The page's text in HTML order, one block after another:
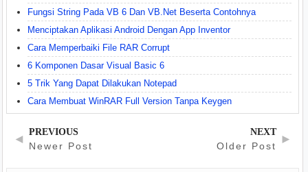
Fungsi String Pada VB 6 Dan VB.Net Beserta Contohnya
Menciptakan Aplikasi Android Dengan App Inventor
Cara Memperbaiki File RAR Corrupt
6 Komponen Dasar Visual Basic 6
5 Trik Yang Dapat Dilakukan Notepad
Cara Membuat WinRAR Full Version Tanpa Keygen
◄
PREVIOUS
Newer Post ►
NEXT
Older Post